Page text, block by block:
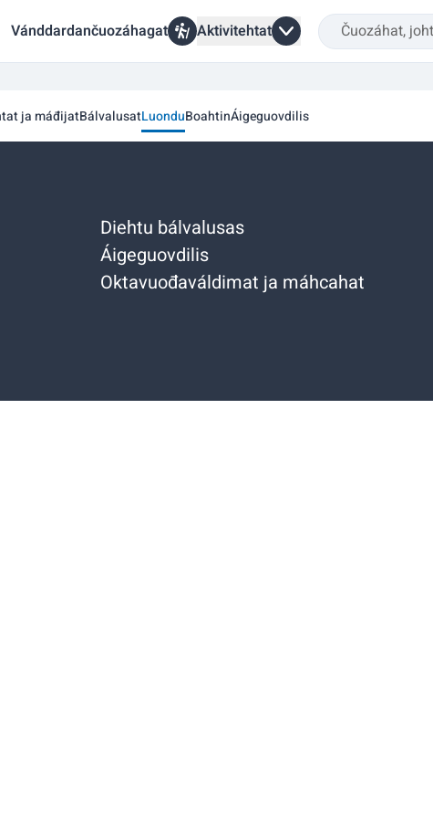
Vánddardančuozáhagat Aktivitehtat
ja máđijatBálvalusatLuonduBoahtinÁigeguovdilis
Diehtu bálvalusas
Áigeguovdilis
Oktavuođaváldimat ja máhcahat